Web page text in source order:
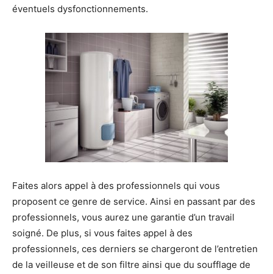
éventuels dysfonctionnements.
Faites alors appel à des professionnels qui vous
proposent ce genre de service. Ainsi en passant par des
professionnels, vous aurez une garantie d’un travail
soigné. De plus, si vous faites appel à des
professionnels, ces derniers se chargeront de l’entretien
de la veilleuse et de son filtre ainsi que du soufflage de